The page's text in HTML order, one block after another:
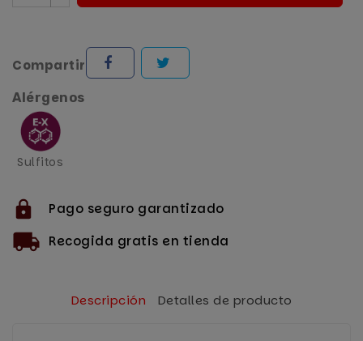
Compartir
Alérgenos
Sulfitos
Pago seguro garantizado
Recogida gratis en tienda
Descripción Detalles de producto